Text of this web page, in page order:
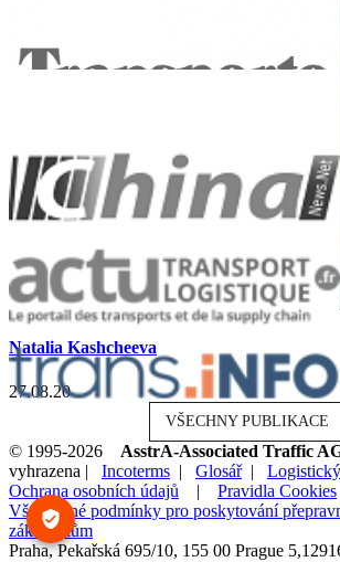
Natalia Kashcheeva
27.08.20
VŠECHNY PUBLIKACE
© 1995-2026 AsstrA-Associated Traffic
vyhrazena | Incoterms | Glosář|
Ochrana osobních údajů | Pravidla Cookies
Všeobecné podmínky pro poskytování
zákazníkům
Praha, Pekařská 695/10, 155 00 Prague 5,